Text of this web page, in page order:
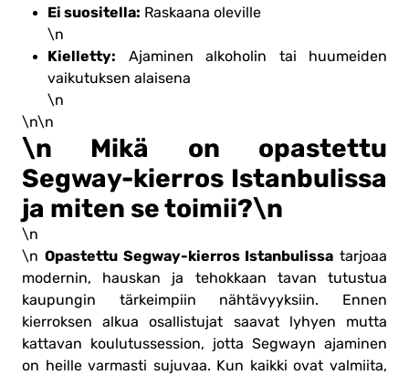
Ei suositella: Raskaana oleville
\n
Kielletty: Ajaminen alkoholin tai huumeiden
vaikutuksen alaisena
\n
\n\n
\n Mikä on opastettu
Segway-kierros Istanbulissa
ja miten se toimii?\n
\n
\n Opastettu Segway-kierros Istanbulissa tarjoaa
modernin, hauskan ja tehokkaan tavan tutustua
kaupungin tärkeimpiin nähtävyyksiin. Ennen
kierroksen alkua osallistujat saavat lyhyen mutta
kattavan koulutussession, jotta Segwayn ajaminen
on heille varmasti sujuvaa. Kun kaikki ovat valmiita,